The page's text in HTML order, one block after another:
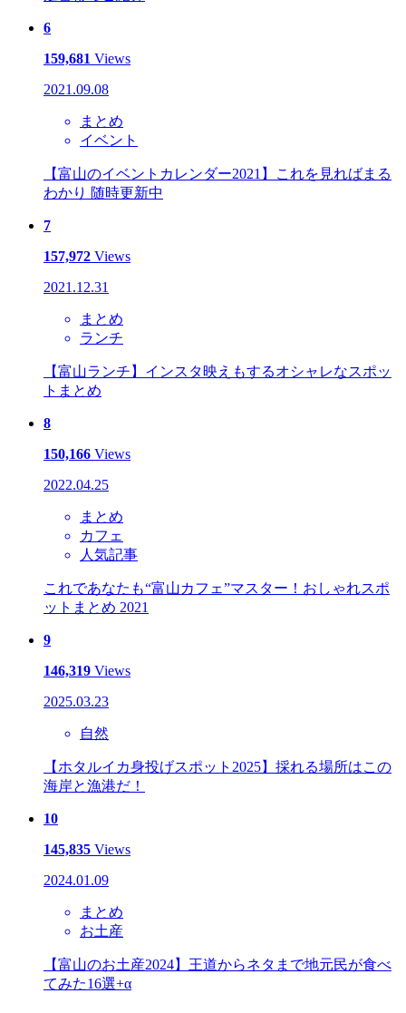
6
159,681 Views
2021.09.08
まとめ
イベント
【富山のイベントカレンダー2021】これを見ればまる
わかり 随時更新中
7
157,972 Views
2021.12.31
まとめ
ランチ
【富山ランチ】インスタ映えもするオシャレなスポッ
トまとめ
8
150,166 Views
2022.04.25
まとめ
カフェ
人気記事
これであなたも“富山カフェ”マスター！おしゃれスポ
ットまとめ 2021
9
146,319 Views
2025.03.23
自然
【ホタルイカ身投げスポット2025】採れる場所はこの
海岸と漁港だ！
10
145,835 Views
2024.01.09
まとめ
お土産
【富山のお土産2024】王道からネタまで地元民が食べ
てみた16選+α